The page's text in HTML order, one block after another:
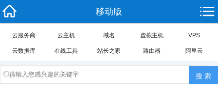
移动版
云服务商 云主机 域名 虚拟主机 VPS
云数据库 在线工具 站长之家 路由器 阿里云